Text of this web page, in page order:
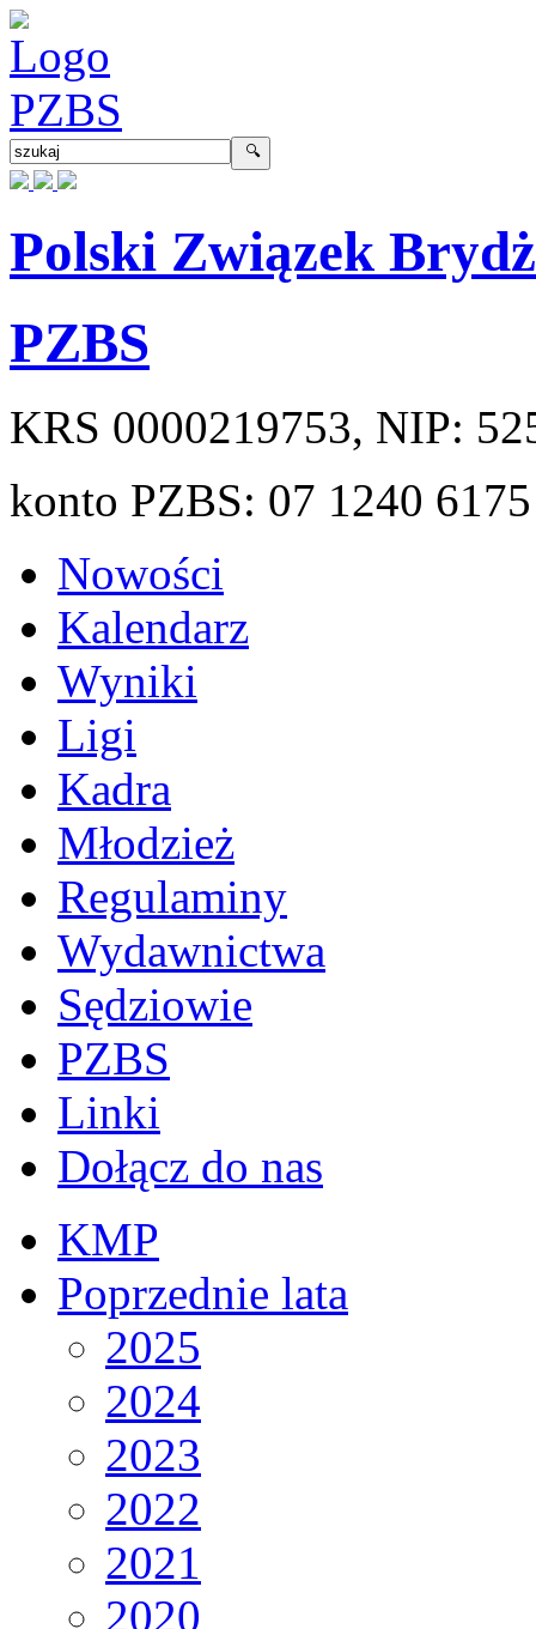
Polski Związek
PZBS
KRS 0000219753, NIP:
konto PZBS: 07 1240
Nowości
Kalendarz
Wyniki
Ligi
Kadra
Młodzież
Regulaminy
Wydawnictwa
Sędziowie
PZBS
Linki
Dołącz do nas
KMP
Poprzednie lata
2025
2024
2023
2022
2021
2020